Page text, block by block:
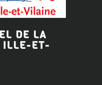
DE LA
ILLE-ET-